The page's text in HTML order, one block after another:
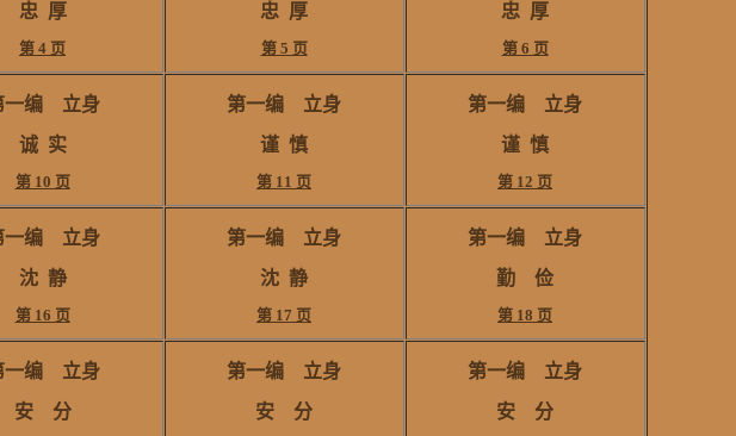
忠 厚
第 4 页
忠 厚
第 5 页
忠 厚
第 6 页
一编 立身
诚 实
第 10 页
第一编 立身
谨 慎
第 11 页
第一编 立身
谨 慎
第 12 页
一编 立身
沈 静
第 16 页
第一编 立身
沈 静
第 17 页
第一编 立身
勤 俭
第 18 页
一编 立身
安 分
第一编 立身
安 分
第一编 立身
安 分